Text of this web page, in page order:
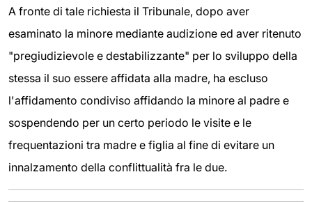
A fronte di tale richiesta il Tribunale, dopo aver
esaminato la minore mediante audizione ed aver ritenuto
"pregiudizievole e destabilizzante" per lo sviluppo della
stessa il suo essere affidata alla madre, ha escluso
l'affidamento condiviso affidando la minore al padre e
sospendendo per un certo periodo le visite e le
frequentazioni tra madre e figlia al fine di evitare un
innalzamento della conflittualità fra le due.